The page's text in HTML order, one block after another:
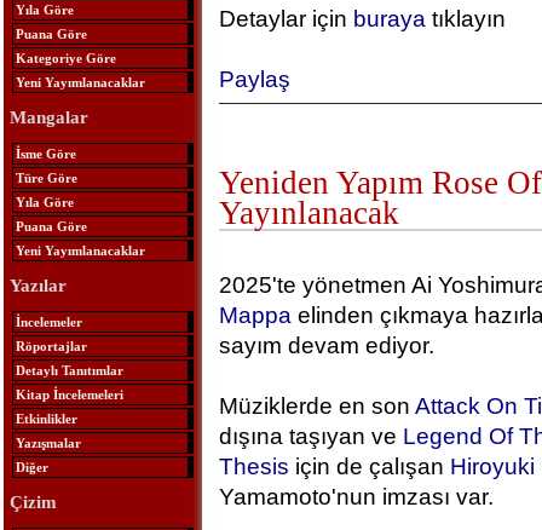
Yıla Göre
Puana Göre
Kategoriye Göre
Yeni Yayımlanacaklar
Mangalar
İsme Göre
Türe Göre
Yıla Göre
Puana Göre
Yeni Yayımlanacaklar
Yazılar
İncelemeler
Röportajlar
Detaylı Tanıtımlar
Kitap İncelemeleri
Etkinlikler
Yazışmalar
Diğer
Çizim
Detaylar için buraya tıklayın
Paylaş
Yeniden Yapım Rose
Yayınlanacak
2025'te yönetmen Ai
Mappa elinden çıkmaya
sayım devam ediyor.
Müziklerde en son Attack On
dışına taşıyan ve Legend Of
Thesis için de çalışan Hiroyuki
Yamamoto'nun imzası var.